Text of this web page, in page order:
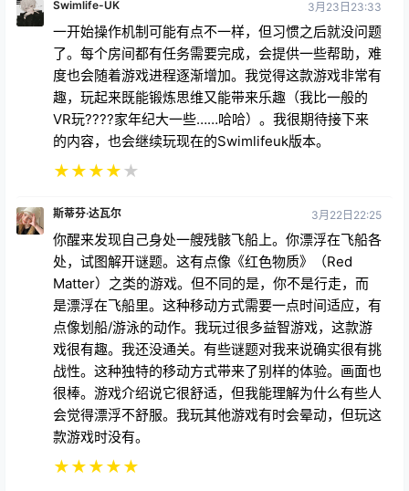
Swimlife-UK 3月23日23:33
一开始操作机制可能有点不一样，但习惯之后就没问题
了。每个房间都有任务需要完成，会提供一些帮助，难
度也会随着游戏进程逐渐增加。我觉得这款游戏非常有
趣，玩起来既能锻炼思维又能带来乐趣（我比一般的
VR玩????家年纪大一些……哈哈）。我很期待接下来
的内容，也会继续玩现在的Swimlifeuk版本。
★★★★★
斯蒂芬·达瓦尔 3月22日22:25
你醒来发现自己身处一艘残骸飞船上。你漂浮在飞船各
处，试图解开谜题。这有点像《红色物质》（Red
Matter）之类的游戏。但不同的是，你不是行走，而
是漂浮在飞船里。这种移动方式需要一点时间适应，有
点像划船/游泳的动作。我玩过很多益智游戏，这款游
戏很有趣。我还没通关。有些谜题对我来说确实很有挑
战性。这种独特的移动方式带来了别样的体验。画面也
很棒。游戏介绍说它很舒适，但我能理解为什么有些人
会觉得漂浮不舒服。我玩其他游戏有时会晕动，但玩这
款游戏时没有。
★★★★★